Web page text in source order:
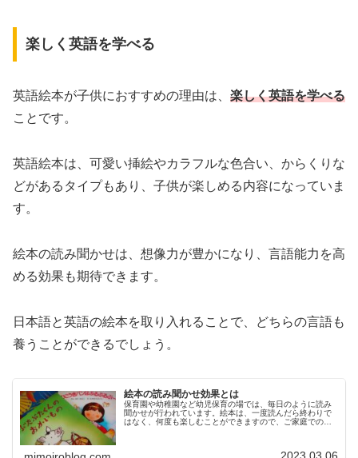
楽しく英語を学べる
英語絵本が子供におすすめの理由は、 楽しく英語を学べる
ことです。
英語絵本は、可愛い挿絵やカラフルな色合い、からくりな
どがあるタイプもあり、子供が楽しめる内容になっていま
す。
絵本の読み聞かせは、想像力が豊かになり、言語能力を高
める効果も期待できます。
日本語と英語の絵本を取り入れることで、どちらの言語も
養うことができるでしょう。
絵本の読み聞かせ効果とは
保育園や幼稚園など幼児保育の場では、毎日のように読み
聞かせが行われています。絵本は、一度読んだら終わりで
はなく、何度も楽しむことができますので、ご家庭での読